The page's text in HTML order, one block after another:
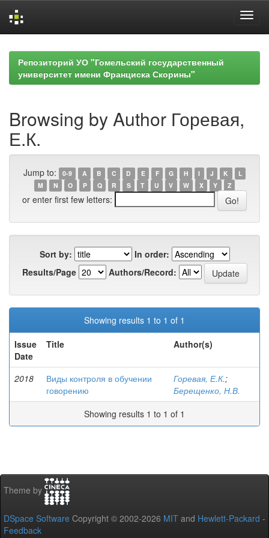
navigationРепозиторий УО "Гомельский государственный
университет имени Франциска Скорины"
Browsing by Author Горевая,
Е.К.
Jump to: 0-9 A B C D E F G H I J K
L
M
N O P Q R S T U V W X Y Z
or enter first few letters:
Sort by:
In order:
Results/Page
Authors/Record:
Showing results 1 to 1 of 1
Issue
Date
Title Author(s)
2018
Виды контроля в обучении
говорению
Горевая, Е.К.;
Берещенко, Н.В.
Showing results 1 to 1 of 1
Theme by
DSpace Software Copyright © 2002-2026 MIT and Hewlett-Packard -
Feedback